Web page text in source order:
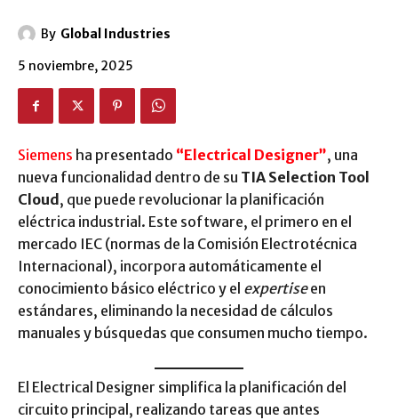
By Global Industries
5 noviembre, 2025
Siemens ha presentado “Electrical Designer”, una
nueva funcionalidad dentro de su TIA Selection Tool
Cloud , que puede revolucionar la planificación
eléctrica industrial. Este software, el primero en el
mercado IEC (normas de la Comisión Electrotécnica
Internacional), incorpora automáticamente el
conocimiento básico eléctrico y el expertiseen
estándares, eliminando la necesidad de cálculos
manuales y búsquedas que consumen mucho tiempo.
El Electrical Designer simplifica la planificación del
circuito principal, realizando tareas que antes